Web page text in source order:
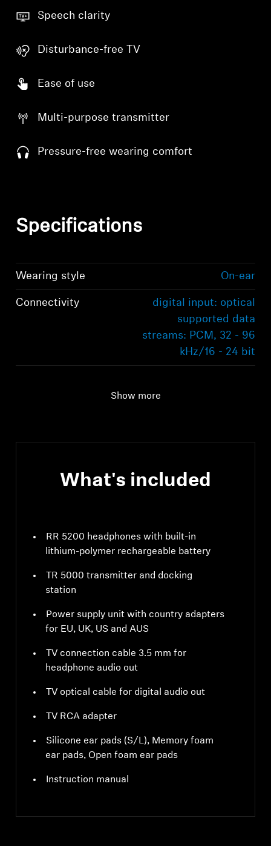
Speech clarity
Disturbance-free TV
Ease of use
Multi-purpose transmitter
Pressure-free wearing comfort
Specifications
Wearing style On-ear
Connectivity
digital input: optical
supported data
streams: PCM, 32 - 96
kHz/16 - 24 bit
Show more
What's included
RR 5200 headphones with built-in
lithium-polymer rechargeable battery
TR 5000 transmitter and docking
station
Power supply unit with country adapters
for EU, UK, US and AUS
TV connection cable 3.5 mm for
headphone audio out
TV optical cable for digital audio out
TV RCA adapter
Silicone ear pads (S/L), Memory foam
ear pads, Open foam ear pads
Instruction manual
Login required
wishlist and view your previously saved items.